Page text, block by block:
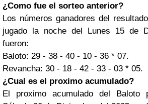
¿Como fue el sorteo anterior?
Los números ganadores del
jugado la noche del Lunes 15 de
fueron:
Baloto: 29 - 38 - 40 - 10 - 36 * 07.
Revancha: 30 - 18 - 42 - 33 - 03 * 05.
¿Cual es el proximo acumulado?
El proximo acumulado del Baloto